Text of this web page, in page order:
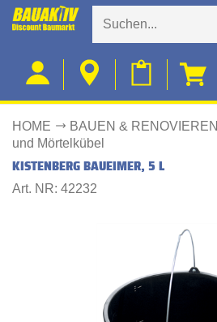
HOME BAUEN & RENOVIEREN
und Mörtelkübel
KISTENBERG BAUEIMER, 5 L
Art. NR: 42232